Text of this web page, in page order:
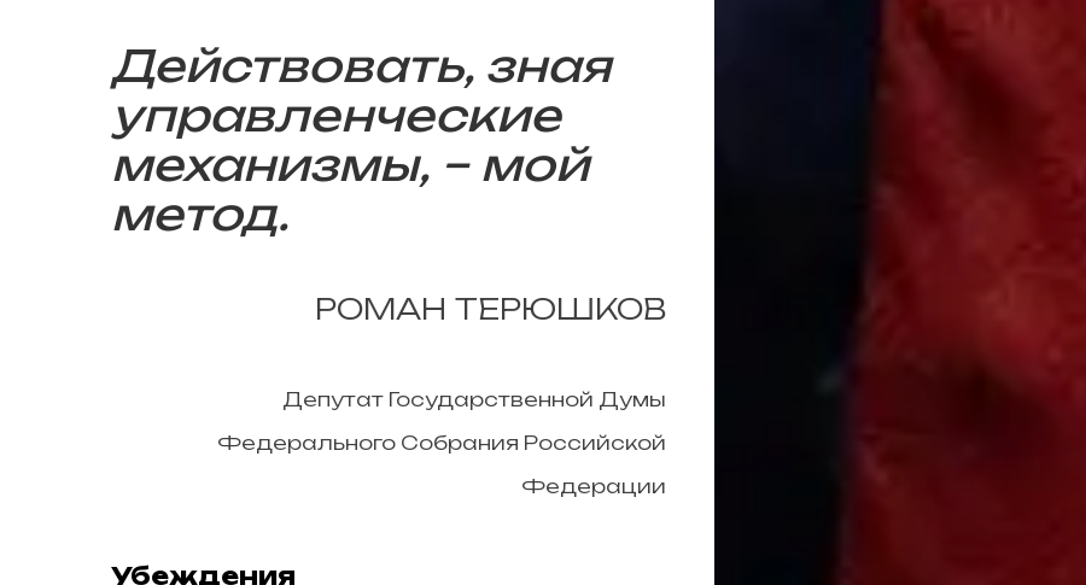
Действовать, зная
управленческие
механизмы, – мой
метод.
РОМАН ТЕРЮШКОВ
Депутат Государственной Думы
Федерального Собрания Российской
Федерации
Убеждения